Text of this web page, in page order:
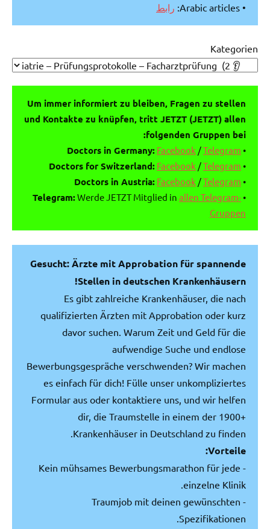
• Arabic articles:
رابط
Kategorien
Um immer informiert zu bleiben, Fragen zu stellen
und Kontakte zu knüpfen, tritt JETZT (JETZT) allen
folgenden Gruppen bei:
•
Doctors in Germany: Facebook /Telegram
•
Doctors for Switzerland: Facebook /Telegram
•
Doctors in Austria: Facebook /Telegram
•
Telegram:Werde JETZT Mitglied in allen Telegram-
Gruppen
Gesucht: Ärzte mit Approbation für spannende
Stellen in deutschen Krankenhäusern!
Es gibt zahlreiche Krankenhäuser, die nach
qualifizierten Ärzten mit Approbation oder kurz
davor suchen. Warum Zeit und Geld für die
aufwendige Suche und endlose
Bewerbungsgespräche verschwenden? Wir machen
es einfach für dich! Fülle unser unkompliziertes
Formular aus oder kontaktiere uns, und wir helfen
dir, die Traumstelle in einem der 1900+
Krankenhäuser in Deutschland zu finden.
Vorteile:
- Kein mühsames Bewerbungsmarathon für jede
einzelne Klinik.
- Traumjob mit deinen gewünschten
Spezifikationen.